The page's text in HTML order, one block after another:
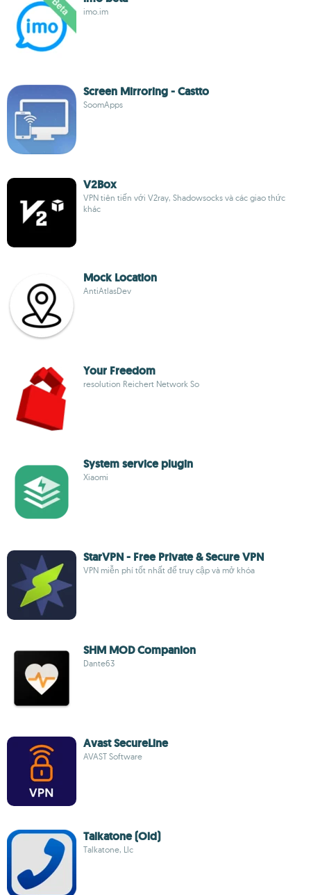
imo.im
Screen Mirroring - Castto
SoomApps
V2Box
VPN tiên tiến với V2ray, Shadowsocks và các giao thức
khác
Mock Location
AntiAtlasDev
Your Freedom
resolution Reichert Network So
System service plugin
Xiaomi
StarVPN - Free Private & Secure VPN
VPN miễn phí tốt nhất để truy cập và mở khóa
SHM MOD Companion
Dante63
Avast SecureLine
AVAST Software
Talkatone (Old)
Talkatone, Llc